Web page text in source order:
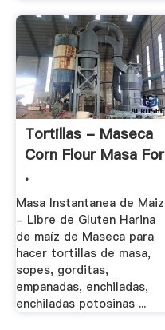
Tortillas - Maseca
Corn Flour Masa For
.
Masa Instantanea de Maiz
- Libre de Gluten Harina
de maíz de Maseca para
hacer tortillas de masa,
sopes, gorditas,
empanadas, enchiladas,
enchiladas potosinas ...